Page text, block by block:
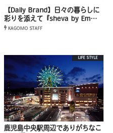
【Daily Brand】日々の暮らしに
彩りを添えて『sheva by Em…
KAGOMO STAFF
LIFE STYLE
鹿児島中央駅周辺でありがちなこ